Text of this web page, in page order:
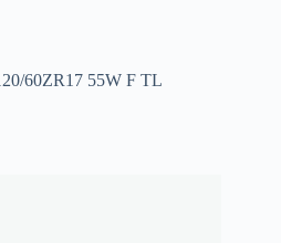
60ZR17 55W F TL